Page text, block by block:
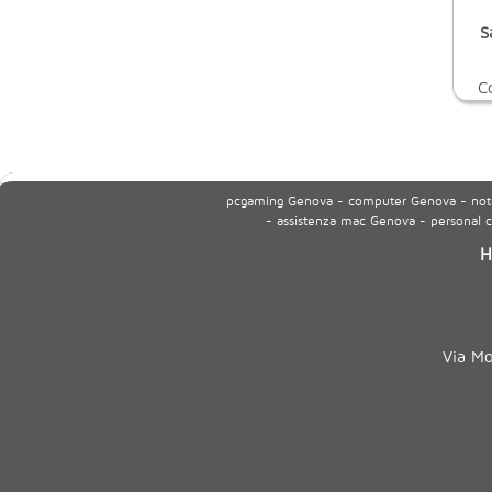
pcgaming Genova - computer Genova -
- assistenza mac Genova -
Via